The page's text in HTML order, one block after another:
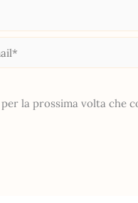
la prossima volta che